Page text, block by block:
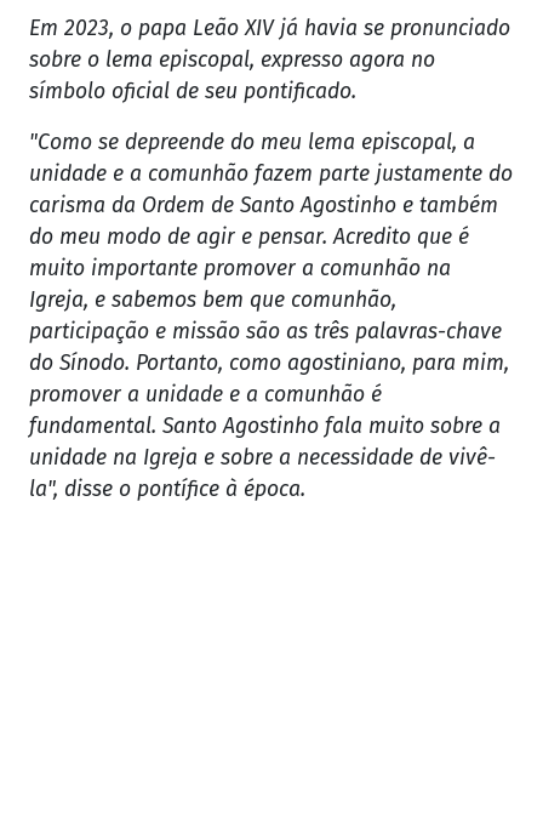
Em 2023, o papa Leão XIV já havia se pronunciado
sobre o lema episcopal, expresso agora no
símbolo oficial de seu pontificado.
"Como se depreende do meu lema episcopal, a
unidade e a comunhão fazem parte justamente do
carisma da Ordem de Santo Agostinho e também
do meu modo de agir e pensar. Acredito que é
muito importante promover a comunhão na
Igreja, e sabemos bem que comunhão,
participação e missão são as três palavras-chave
do Sínodo. Portanto, como agostiniano, para mim,
promover a unidade e a comunhão é
fundamental. Santo Agostinho fala muito sobre a
unidade na Igreja e sobre a necessidade de vivê-
la", disse o pontífice à época.